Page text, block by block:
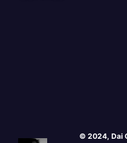
© 2024, Dai